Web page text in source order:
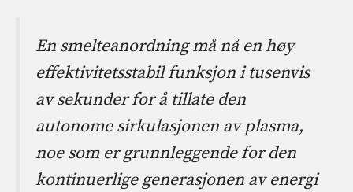
En smelteanordning må nå en høy
effektivitetsstabil funksjon i tusenvis
av sekunder for å tillate den
autonome sirkulasjonen av plasma,
noe som er grunnleggende for den
kontinuerlige generasjonen av energi